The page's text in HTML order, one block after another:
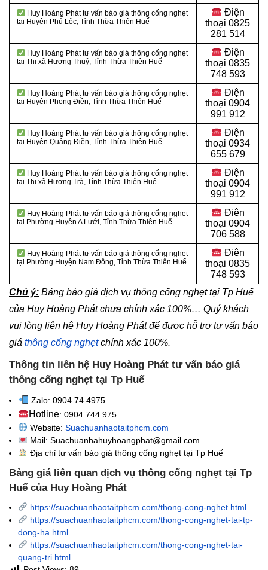
Huy Hoàng Phát tư vấn báo giá thông cống nghẹt
tại Huyện Phú Lộc, Tỉnh Thừa Thiên Huế
Điện
thoại 0825
281 514
Huy Hoàng Phát tư vấn báo giá thông cống nghẹt
tại Thị xã Hương Thuỷ, Tỉnh Thừa Thiên Huế
Điện
thoại 0835
748 593
Huy Hoàng Phát tư vấn báo giá thông cống nghẹt
tại Huyện Phong Điền, Tỉnh Thừa Thiên Huế
Điện
thoại 0904
991 912
Huy Hoàng Phát tư vấn báo giá thông cống nghẹt
tại Huyện Quảng Điền, Tỉnh Thừa Thiên Huế
Điện
thoại 0934
655 679
Huy Hoàng Phát tư vấn báo giá thông cống nghẹt
tại Thị xã Hương Trà, Tỉnh Thừa Thiên Huế
Điện
thoại 0904
991 912
Huy Hoàng Phát tư vấn báo giá thông cống nghẹt
tại Phường Huyện A Lưới, Tỉnh Thừa Thiên Huế
Điện
thoại 0904
706 588
Huy Hoàng Phát tư vấn báo giá thông cống nghẹt
tại Phường Huyện Nam Đông, Tỉnh Thừa Thiên Huế
Điện
thoại 0835
748 593
Chú ý: Bảng báo giá dịch vụ thông cống nghẹt tại Tp Huế
của Huy Hoàng Phát chưa chính xác 100%… Quý khách
vui lòng liên hệ Huy Hoàng Phát để được hỗ trợ tư vấn báo
giá thông cống nghẹtchính xác 100%.
Thông tin liên hệ Huy Hoàng Phát tư vấn báo giá
thông cống nghẹt tại Tp Huế
Zalo: 0904 74 4975
Hotline: 0904 744 975
Website: Suachuanhaotaitphcm.com
Mail: Suachuanhahuyhoangphat@gmail.com
Địa chỉ tư vấn báo giá thông cống nghẹttại Tp Huế
Bảng giá liên quan dịch vụ thông cống nghẹt tại Tp
Huế của Huy Hoàng Phát
https://suachuanhaotaitphcm.com/thong-cong-nghet.html
https://suachuanhaotaitphcm.com/thong-cong-nghet-tai-tp-
dong-ha.html
https://suachuanhaotaitphcm.com/thong-cong-nghet-tai-
quang-tri.html